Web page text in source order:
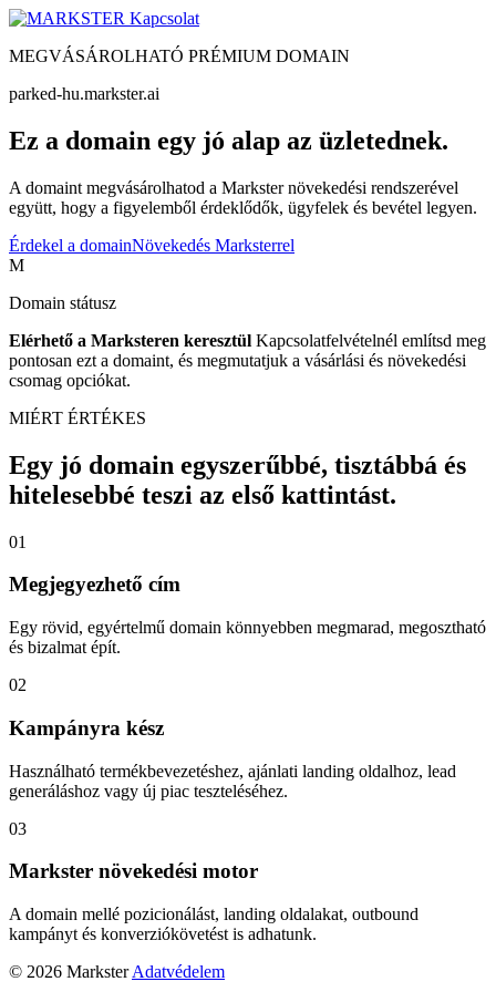
Kapcsolat
MEGVÁSÁROLHATÓ PRÉMIUM DOMAIN
parked-hu.markster.ai
Ez a domain egy jó alap az üzletednek.
A domaint megvásárolhatod a Markster növekedési rendszerével
együtt, hogy a figyelemből érdeklődők, ügyfelek és bevétel legyen.
Érdekel a domainNövekedés Marksterrel
M
Domain státusz
Elérhető a Marksteren keresztül Kapcsolatfelvételnél említsd meg
pontosan ezt a domaint, és megmutatjuk a vásárlási és növekedési
csomag opciókat.
MIÉRT ÉRTÉKES
Egy jó domain egyszerűbbé, tisztábbá és
hitelesebbé teszi az első kattintást.
01
Megjegyezhető cím
Egy rövid, egyértelmű domain könnyebben megmarad, megosztható
és bizalmat épít.
02
Kampányra kész
Használható termékbevezetéshez, ajánlati landing oldalhoz, lead
generáláshoz vagy új piac teszteléséhez.
03
Markster növekedési motor
A domain mellé pozicionálást, landing oldalakat, outbound
kampányt és konverziókövetést is adhatunk.
© 2026 Markster Adatvédelem